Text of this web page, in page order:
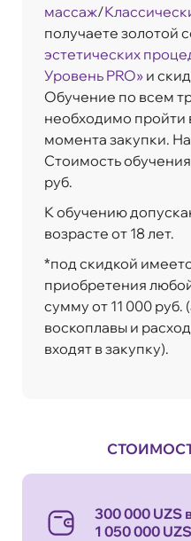
массаж/
получаете золотой
эстетических
Уровень PRO» и
Обучение по всем
необходимо пройти
момента закупки.
Стоимость
руб.
К обучению
возрасте от 18 лет.
*под скидкой
приобретения
сумму от 11 000 руб.
воскоплавы и
входят в закупку).
300 000 UZS
1 050 000